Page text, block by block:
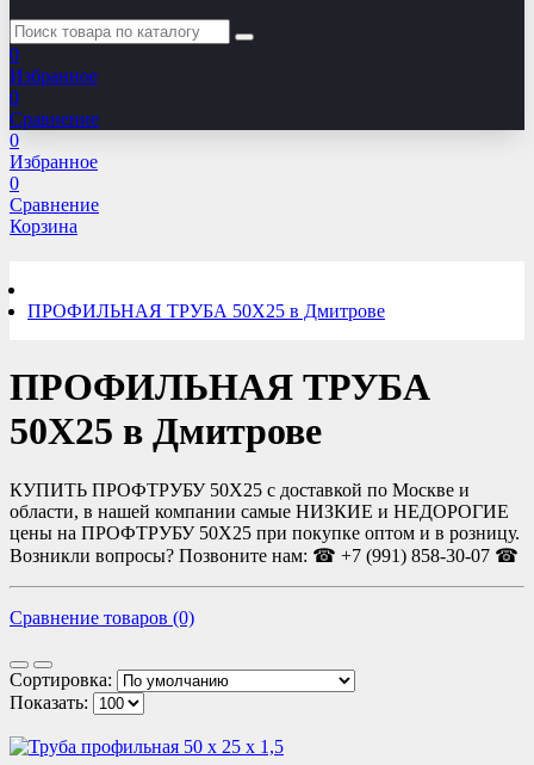
0
Избранное
0
Сравнение
0
Избранное
0
Сравнение
Корзина
ПРОФИЛЬНАЯ ТРУБА 50Х25 в Дмитрове
ПРОФИЛЬНАЯ ТРУБА
50Х25 в Дмитрове
КУПИТЬ ПРОФТРУБУ 50Х25 с доставкой по Москве и
области, в нашей компании самые НИЗКИЕ и НЕДОРОГИЕ
цены на ПРОФТРУБУ 50Х25 при покупке оптом и в розницу.
Возникли вопросы? Позвоните нам: ☎ +7 (991) 858-30-07 ☎
Сравнение товаров (0)
Сортировка:
Показать: